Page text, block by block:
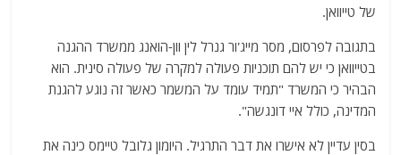
של טייוואן.
בתגובה לפרסום, מסר מייג'ור גנרל לין וון-הואנג ממשרד ההגנה
בטייוואן כי יש להם תוכניות פעולה למקרה של פעולה סינית. הוא
הבהיר כי המשרד "תמיד עומד על המשמר כאשר זה נוגע להגנת
המדינה, כולל איי דונגשה".
בסין עדיין לא אישרו את דבר התרגיל. היומון גלובל טיימס כינה את